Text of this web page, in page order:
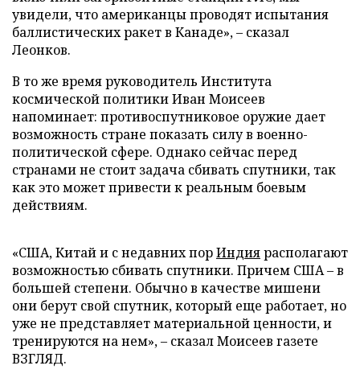
увидели, что американцы проводят испытания
баллистических ракет в Канаде», – сказал
Леонков.
В то же время руководитель Института
космической политики Иван Моисеев
напоминает: противоспутниковое оружие дает
возможность стране показать силу в военно-
политической сфере. Однако сейчас перед
странами не стоит задача сбивать спутники, так
как это может привести к реальным боевым
действиям.
«США, Китай и с недавних порИндиярасполагают
возможностью сбивать спутники. Причем США – в
большей степени. Обычно в качестве мишени
они берут свой спутник, который еще работает, но
уже не представляет материальной ценности, и
тренируются на нем», – сказал Моисеев газете
ВЗГЛЯД.